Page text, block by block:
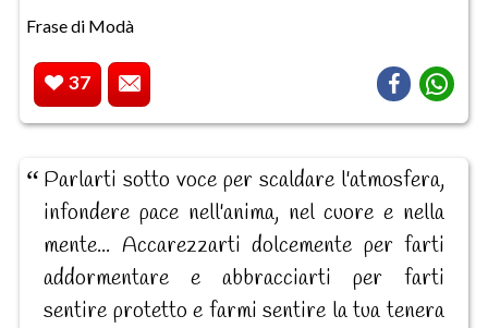
Frase di Modà
37
Parlarti sotto voce per scaldare l'atmosfera,
infondere pace nell'anima, nel cuore e nella
mente... Accarezzarti dolcemente per farti
addormentare e abbracciarti per farti
sentire protetto e farmi sentire la tua tenera